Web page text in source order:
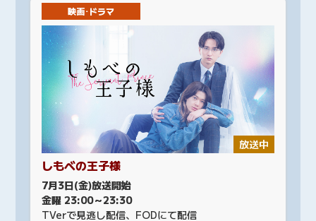
映画･ドラマ
放送中
しもべの王子様
7月3日(金)放送開始
金曜 23:00～23:30
TVerで見逃し配信、FODにて配信